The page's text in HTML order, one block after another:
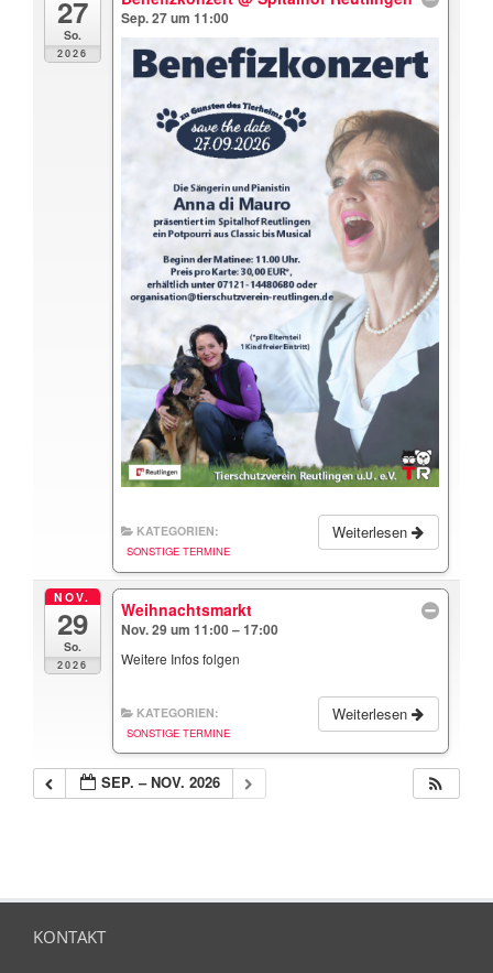
27
So.
2026
Sep. 27 um 11:00
Weiterlesen
KATEGORIEN:
SONSTIGE TERMINE
NOV.
29
So.
2026
Weihnachtsmarkt
Nov. 29 um 11:00 – 17:00
Weitere Infos folgen
Weiterlesen
KATEGORIEN:
SONSTIGE TERMINE
SEP. – NOV. 2026
KONTAKT